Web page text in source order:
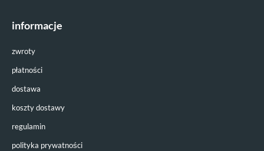
informacje
zwroty
płatności
dostawa
koszty dostawy
regulamin
polityka prywatności